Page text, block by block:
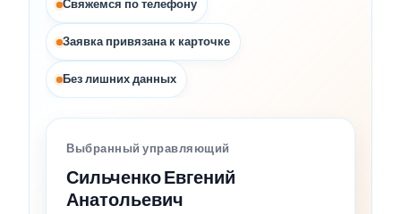
Свяжемся по телефону
Заявка привязана к карточке
Без лишних данных
Выбранный управляющий
Сильченко Евгений
Анатольевич